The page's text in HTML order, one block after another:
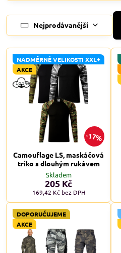
Nejprodávanější
17%
NADMĚRNÉ VELIKOSTI XXL+
AKCE
Camouflage LS, maskáčová
triko s dlouhým rukávem
Skladem
205 Kč
169,42 Kč bez DPH
DOPORUČUJEME
AKCE